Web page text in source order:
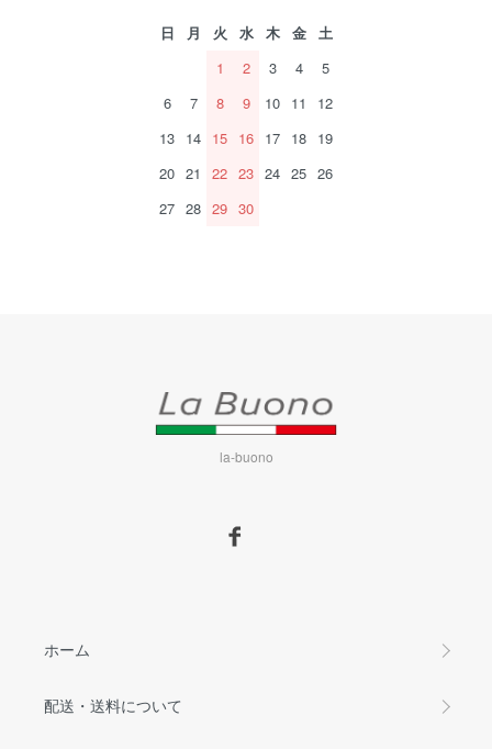
日 月 火 水 木 金
土
1
2 3 4
5
6
7 8 9 10 11
12
13 14 15 16 17 18 19
20 21 22 23 24 25 26
27 28 29 30
la-buono
ホーム
配送・送料について